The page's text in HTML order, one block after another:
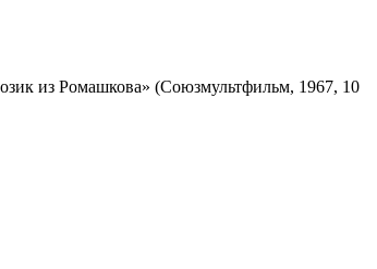
из Ромашкова» (Союзмультфильм, 1967, 10